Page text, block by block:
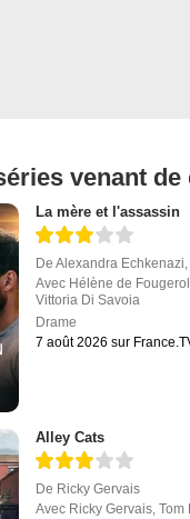
venant
La mère et l'assassin
DeAlexandra Echkenazi
Avec Hélène de
Vittoria Di Savoia
Drame
7 août 2026 sur
Alley Cats
De Ricky Gervais
Avec Ricky Gervais,Tom